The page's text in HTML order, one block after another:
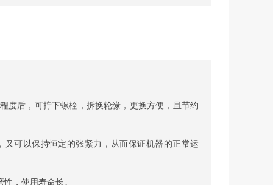
度后，可拧下螺栓，拆换轮缘，更换方便，且节约
可以保持恒定的张紧力，从而保证机器的正常运
，使用寿命长。